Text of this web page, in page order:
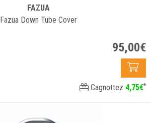
FAZUA
Fazua Down Tube Cover
95,00€
Cagnottez 4,75€*